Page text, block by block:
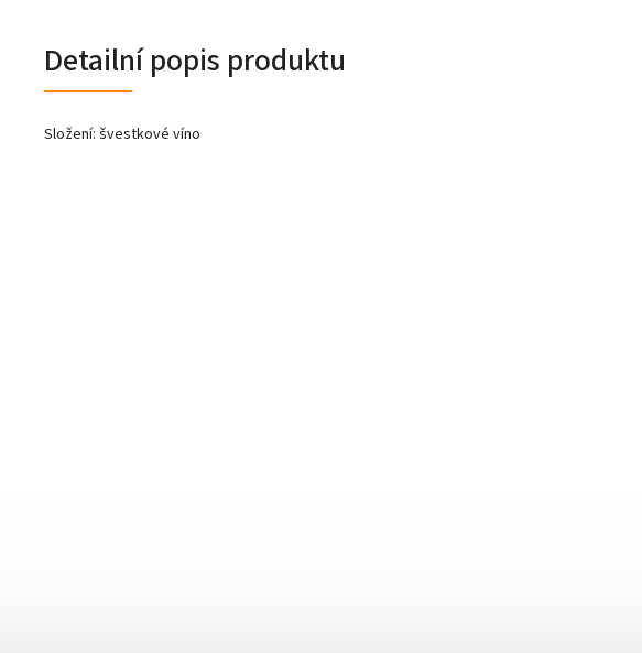
Detailní popis produktu
Složení: švestkové víno